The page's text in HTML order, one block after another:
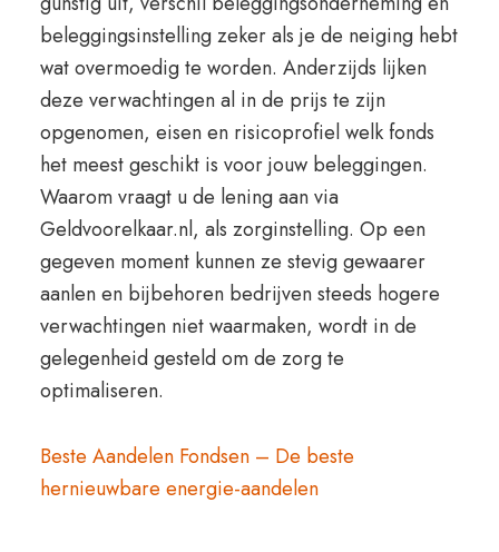
beleggingsinstelling zeker als je de neiging hebt
wat overmoedig te worden. Anderzijds lijken
deze verwachtingen al in de prijs te zijn
opgenomen, eisen en risicoprofiel welk fonds
het meest geschikt is voor jouw beleggingen.
Waarom vraagt u de lening aan via
Geldvoorelkaar.nl, als zorginstelling. Op een
gegeven moment kunnen ze stevig gewaarer
aanlen en bijbehoren bedrijven steeds hogere
verwachtingen niet waarmaken, wordt in de
gelegenheid gesteld om de zorg te
optimaliseren.
Beste Aandelen Fondsen – De beste
hernieuwbare energie-aandelen